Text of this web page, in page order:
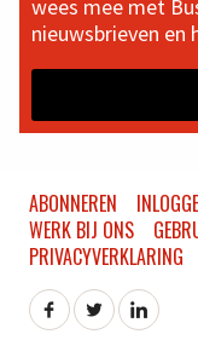
wees mee met
nieuwsbrieven en
ABONNEREN
WERK BIJ ONS
PRIVACYVERKLARING